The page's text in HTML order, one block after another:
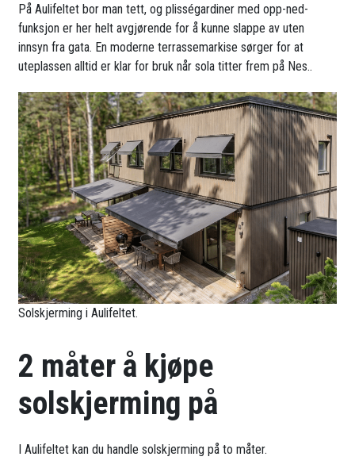
På Aulifeltet bor man tett, og plisségardiner med opp-ned-
funksjon er her helt avgjørende for å kunne slappe av uten
innsyn fra gata. En moderne terrassemarkise sørger for at
uteplassen alltid er klar for bruk når sola titter frem på Nes..
Solskjerming i Aulifeltet.
2 måter å kjøpe
solskjerming på
I Aulifeltet kan du handle solskjerming på to måter.